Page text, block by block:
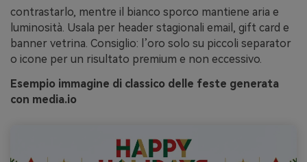
contrastarlo, mentre il bianco sporco mantiene aria e
luminosità. Usala per header stagionali email, gift card e
banner vetrina. Consiglio: l’oro solo su piccoli separator
o icone per un risultato premium e non eccessivo.
Esempio immagine di classico delle feste generata
con media.io